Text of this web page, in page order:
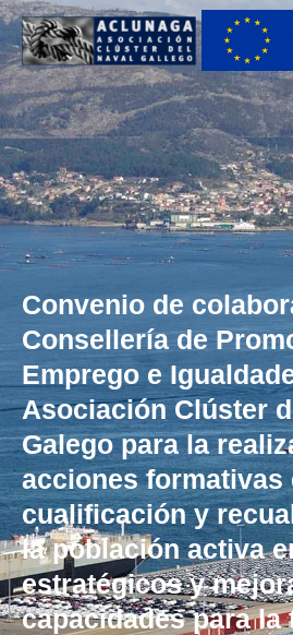
Ir
al
contenido
Convenio de
Consellería de
Emprego e
Asociación Clúster
Galego para la
acciones formativas
cualificación y
la población activa
estratégicos y
capacidades para la